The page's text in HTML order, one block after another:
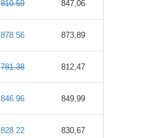
810.59 847,06
878.56 873,89
781.38 812,47
846.96 849,99
828.22 830,67